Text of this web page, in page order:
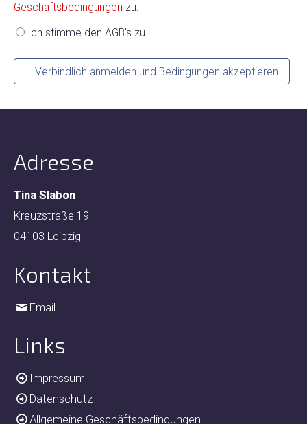
Geschäftsbedingungen zu.
Ich stimme den AGB's zu
Verbindlich anmelden und Bedingungen akzeptieren
Adresse
Tina Slabon
Kreuzstraße 19
04103 Leipzig
Kontakt
Email
Links
Impressum
Datenschutz
Allgemeine Geschäftsbedingungen